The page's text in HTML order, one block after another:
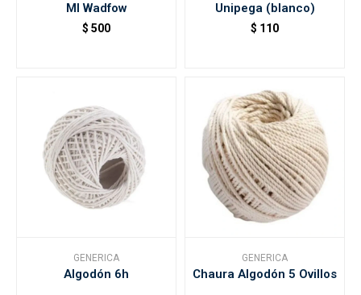
Ml Wadfow
$ 500
Unipega (blanco)
$ 110
GENERICA
Algodón 6h
GENERICA
Chaura Algodón 5 Ovillos